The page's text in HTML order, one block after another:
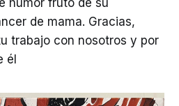
humor fruto de su
de mama. Gracias,
trabajo con nosotros y por
él